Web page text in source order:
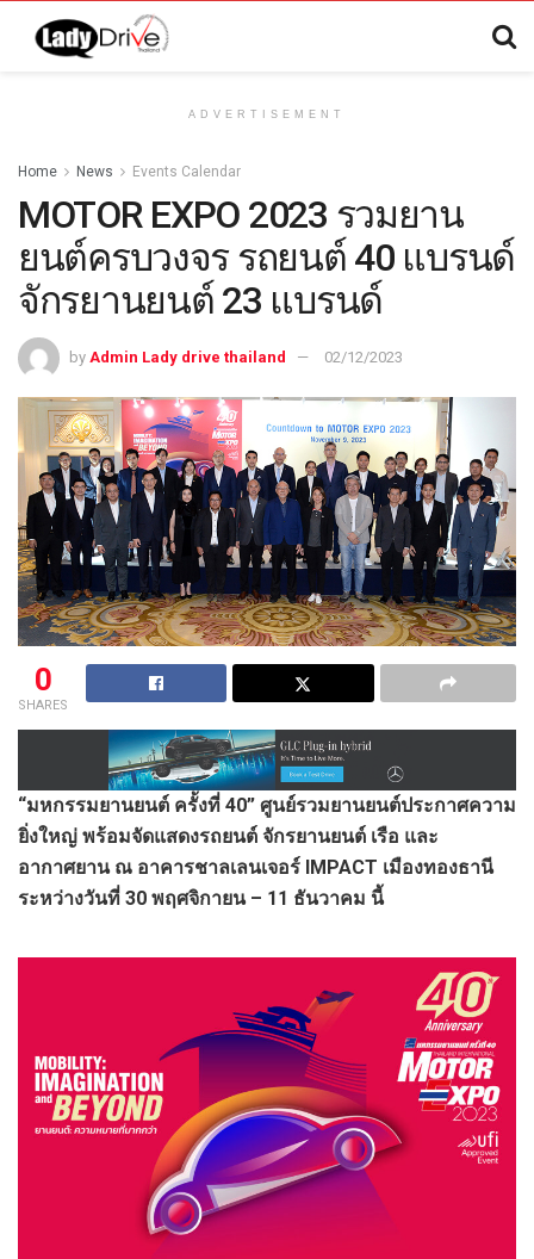
ADVERTISEMENT
Home News Events Calendar
MOTOR EXPO 2023 รวมยาน
ยนต์ครบวงจร รถยนต์ 40 แบรนด์
จักรยานยนต์ 23 แบรนด์
by Admin Lady drive thailand 02/12/2023
0
SHARES
“มหกรรมยานยนต์ ครั้งที่ 40” ศูนย์รวมยานยนต์ประกาศความ
ยิ่งใหญ่ พร้อมจัดแสดงรถยนต์ จักรยานยนต์ เรือ และ
อากาศยาน ณ อาคารชาลเลนเจอร์ IMPACT เมืองทองธานี
ระหว่างวันที่ 30 พฤศจิกายน – 11 ธันวาคม นี้